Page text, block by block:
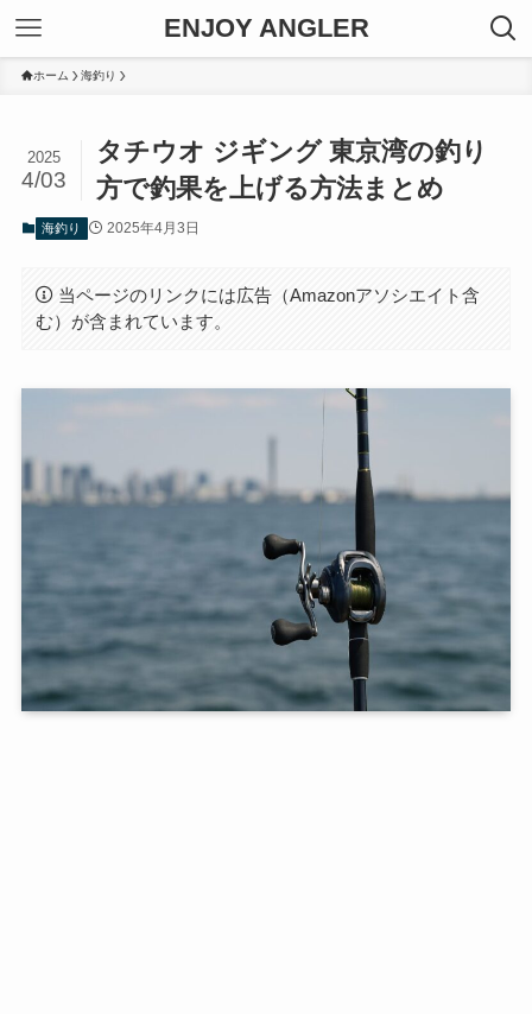
ENJOY ANGLER
ホーム 海釣り
タチウオ ジギング 東京湾の釣り
方で釣果を上げる方法まとめ
2025
4/03
海釣り 2025年4月3日
当ページのリンクには広告（Amazonアソシエイト含
む）が含まれています。